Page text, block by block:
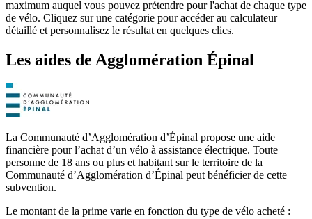
maximum auquel vous pouvez prétendre pour l'achat de chaque type
de vélo. Cliquez sur une catégorie pour accéder au calculateur
détaillé et personnalisez le résultat en quelques clics.
Les aides de Agglomération Épinal
La Communauté d’Agglomération d’Épinal propose une aide
financière pour l’achat d’un vélo à assistance électrique. Toute
personne de 18 ans ou plus et habitant sur le territoire de la
Communauté d’Agglomération d’Épinal peut bénéficier de cette
subvention.
Le montant de la prime varie en fonction du type de vélo acheté :